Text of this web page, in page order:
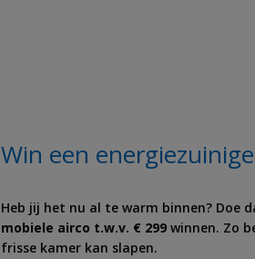
Win een
Heb jij het nu al te warm binnen? Doe
mobiele airco t.w.v. € 299 winnen. Zo
frisse kamer kan slapen.